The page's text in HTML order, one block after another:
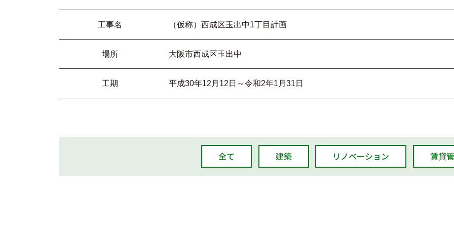
工事名 （仮称）西成区玉出中1丁目計画
場所 大阪市西成区玉出中
工期 平成30年12月12日～令和2年1月31日
全て 建築 リノベーション 賃貸